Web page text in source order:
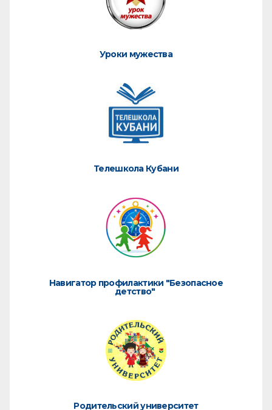
Уроки мужества
Телешкола Кубани
Навигатор профилактики "Безопасное
детство"
Родительский университет